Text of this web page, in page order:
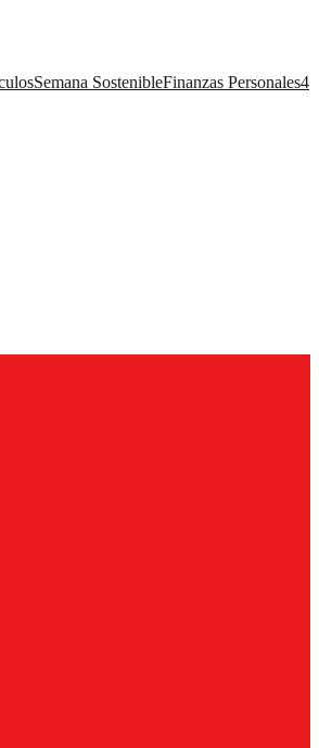
Semana SostenibleFinanzas Personales4